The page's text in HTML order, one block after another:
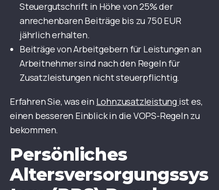
Steuergutschrift in Höhe von 25% der
anrechenbaren Beiträge bis zu 750 EUR
jährlich erhalten.
Beiträge von Arbeitgebern für Leistungen an
Arbeitnehmer sind nach den Regeln für
Zusatzleistungen nicht steuerpflichtig.
Erfahren Sie, was ein Lohnzusatzleistung ist es,
einen besseren Einblick in die VOPS-Regeln zu
bekommen.
Persönliches
Altersversorgungssys